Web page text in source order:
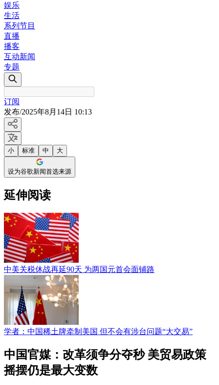
娱乐
生活
系列节目
直播
播客
互动新闻
专题
订阅
发布/2025年8月14日 10:13
小 标准 中 大
设为谷歌新闻首选来源
延伸阅读
中美关税休战再延90天 为两国元首会面铺路
学者：中国稀土牌牵制美国 但不会有涉台问题“大交易”
中国官媒：改革须争分夺秒 美贸易政策
摇摆仍是最大变数